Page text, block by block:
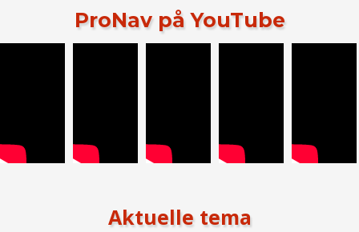
ProNav på YouTube
Aktuelle tema